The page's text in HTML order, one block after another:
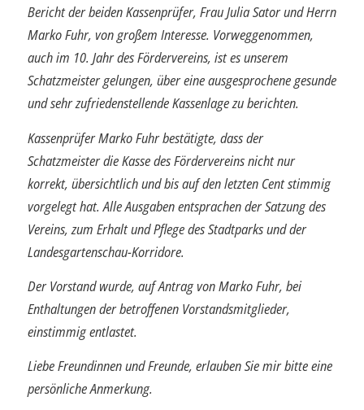
Bericht der beiden Kassenprüfer, Frau Julia Sator und Herrn
Marko Fuhr, von großem Interesse. Vorweggenommen,
auch im 10. Jahr des Fördervereins, ist es unserem
Schatzmeister gelungen, über eine ausgesprochene gesunde
und sehr zufrieden­stellende Kassenlage zu berichten.
Kassenprüfer Marko Fuhr bestätigte, dass der
Schatzmeister die Kasse des Förder­vereins nicht nur
korrekt, übersichtlich und bis auf den letzten Cent stimmig
vorgelegt hat. Alle Ausgaben entsprachen der Satzung des
Vereins, zum Erhalt und Pflege des Stadtparks und der
Landesgartenschau-Korridore.
Der Vorstand wurde, auf Antrag von Marko Fuhr, bei
Enthaltungen der betroffenen Vorstandsmitglieder,
einstimmig entlastet.
Liebe Freundinnen und Freunde, erlauben Sie mir bitte eine
persönliche Anmerkung.